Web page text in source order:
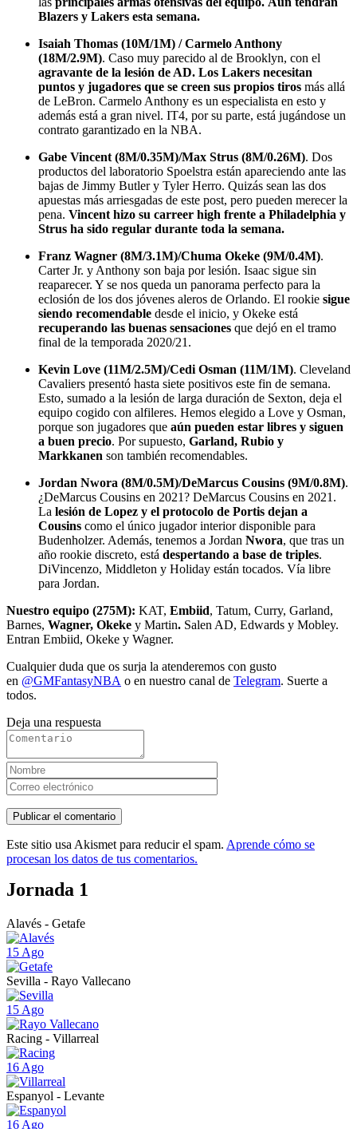
Blazers y Lakers esta semana.
Isaiah Thomas (10M/1M) / Carmelo Anthony
(18M/2.9M). Caso muy parecido al de Brooklyn, con el
agravante de la lesión de AD. Los Lakers necesitan
puntos y jugadores que se creen sus propios tiros más allá
de LeBron. Carmelo Anthony es un especialista en esto y
además está a gran nivel. IT4, por su parte, está jugándose un
contrato garantizado en la NBA.
Gabe Vincent (8M/0.35M)/Max Strus (8M/0.26M). Dos
productos del laboratorio Spoelstra están apareciendo ante las
bajas de Jimmy Butler y Tyler Herro. Quizás sean las dos
apuestas más arriesgadas de este post, pero pueden merecer la
pena. Vincent hizo su carreer high frente a Philadelphia y
Strus ha sido regular durante toda la semana.
Franz Wagner (8M/3.1M)/Chuma Okeke (9M/0.4M).
Carter Jr. y Anthony son baja por lesión. Isaac sigue sin
reaparecer. Y se nos queda un panorama perfecto para la
eclosión de los dos jóvenes aleros de Orlando. El rookie sigue
siendo recomendable desde el inicio, y Okeke está
recuperando las buenas sensaciones que dejó en el tramo
final de la temporada 2020/21.
Kevin Love (11M/2.5M)/Cedi Osman (11M/1M). Cleveland
Cavaliers presentó hasta siete positivos este fin de semana.
Esto, sumado a la lesión de larga duración de Sexton, deja el
equipo cogido con alfileres. Hemos elegido a Love y Osman,
porque son jugadores que aún pueden estar libres y siguen
a buen precio. Por supuesto, Garland, Rubio y
Markkanen son también recomendables.
Jordan Nwora (8M/0.5M)/DeMarcus Cousins (9M/0.8M).
¿DeMarcus Cousins en 2021? DeMarcus Cousins en 2021.
La lesión de Lopez y el protocolo de Portis dejan a
Cousins como el único jugador interior disponible para
Budenholzer. Además, tenemos a Jordan Nwora, que tras un
año rookie discreto, está despertando a base de triples.
DiVincenzo, Middleton y Holiday están tocados. Vía libre
para Jordan.
Nuestro equipo (275M): KAT, Embiid, Tatum, Curry, Garland,
Barnes, Wagner, Okeke y Martin. Salen AD, Edwards y Mobley.
Entran Embiid, Okeke y Wagner.
Cualquier duda que os surja la atenderemos con gusto
en @GMFantasyNBA o en nuestro canal de Telegram. Suerte a
todos.
Deja una respuesta
Este sitio usa Akismet para reducir el spam. Aprende cómo se
procesan los datos de tus comentarios.
Jornada 1
Alavés - Getafe
15 Ago
Sevilla - Rayo Vallecano
15 Ago
Racing - Villarreal
16 Ago
Espanyol - Levante
16 Ago